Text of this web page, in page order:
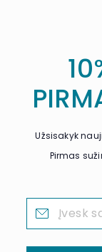
Užsisakyk
Pirmas